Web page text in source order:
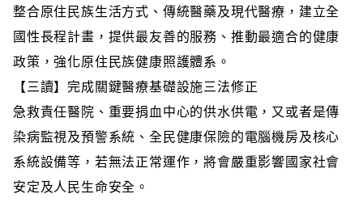
整合原住民族生活方式、傳統醫藥及現代醫療，建立全
國性長程計畫，提供最友善的服務、推動最適合的健康
政策，強化原住民族健康照護體系。
【三讀】完成關鍵醫療基礎設施三法修正
急救責任醫院、重要捐血中心的供水供電，又或者是傳
染病監視及預警系統、全民健康保險的電腦機房及核心
系統設備等，若無法正常運作，將會嚴重影響國家社會
安定及人民生命安全。